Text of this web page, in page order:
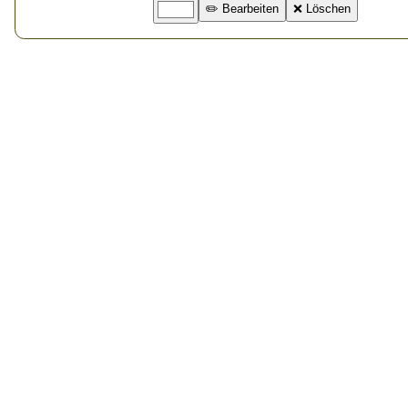
✏️ Bearbeiten ❌ Löschen